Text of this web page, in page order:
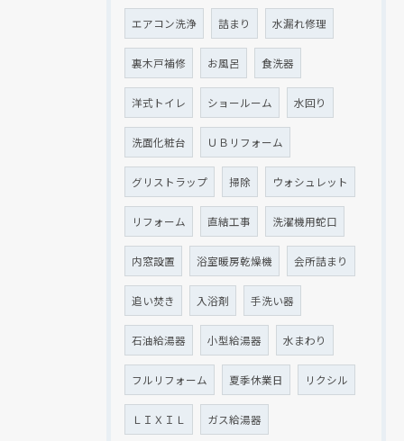
エアコン洗浄 詰まり 水漏れ修理
裏木戸補修 お風呂 食洗器
洋式トイレ ショールーム 水回り
洗面化粧台 ＵＢリフォーム
グリストラップ 掃除 ウォシュレット
リフォーム 直結工事 洗濯機用蛇口
内窓設置 浴室暖房乾燥機 会所詰まり
追い焚き 入浴剤 手洗い器
石油給湯器 小型給湯器 水まわり
フルリフォーム 夏季休業日 リクシル
ＬＩＸＩＬ ガス給湯器